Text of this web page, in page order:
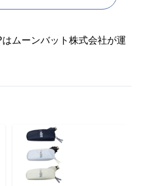
ムーンバット株式会社が運